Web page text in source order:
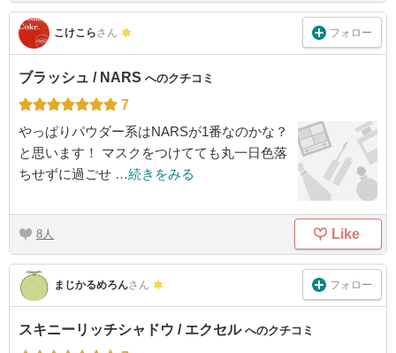
こけこらさん フォロー
ブラッシュ / NARS へのクチコミ
7
やっぱりパウダー系はNARSが1番なのかな？
と思います！ マスクをつけてても丸一日色落
ちせずに過ごせ …続きをみる
8 Like
まじかるめろんさん フォロー
スキニーリッチシャドウ / エクセル へのクチコミ